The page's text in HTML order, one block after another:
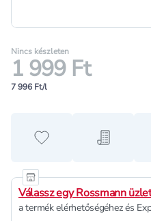
Nincs készleten
1 999 Ft
7 996 Ft/l
Hozzáadás a
Válassz egy Rossmann
a termék elérhetőségéhez és